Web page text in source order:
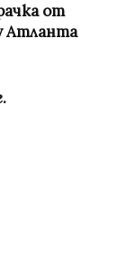
от
Атланта